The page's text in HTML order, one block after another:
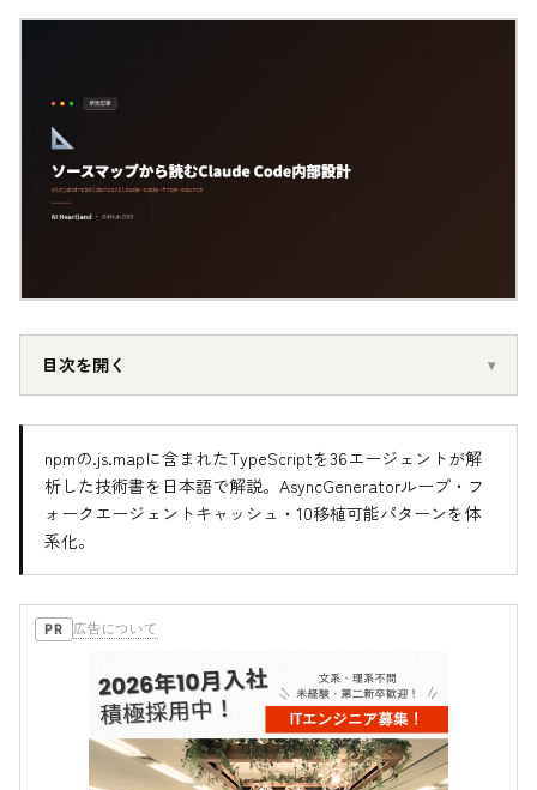
目次を開く
npmの.js.mapに含まれたTypeScriptを36エージェントが解
析した技術書を日本語で解説。AsyncGeneratorループ・フ
ォークエージェントキャッシュ・10移植可能パターンを体
系化。
PR 広告について